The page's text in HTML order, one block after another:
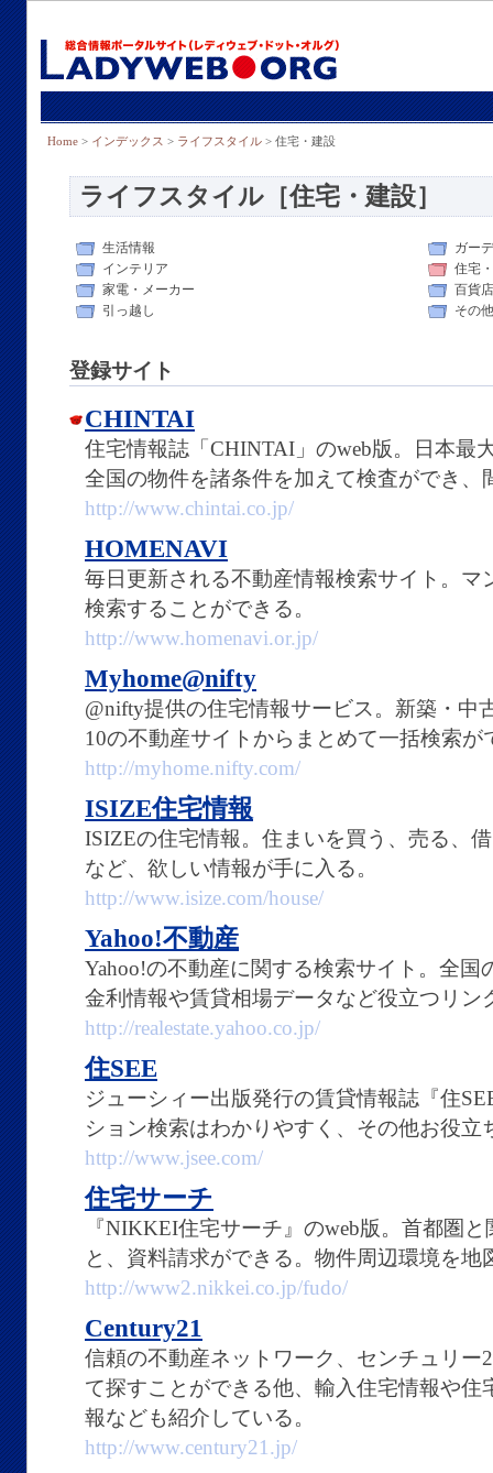
Home > インデックス > ライフスタイル > 住宅・建設
ライフスタイル［住宅・建設］
生活情報
ガー
インテリア
住宅
家電・メーカー
百貨
引っ越し
その他
登録サイト
CHINTAI
住宅情報誌「CHINTAI」のweb版。日本最
全国の物件を諸条件を加えて検査ができ、
http://www.chintai.co.jp/
HOMENAVI
毎日更新される不動産情報検索サイト。マ
検索することができる。
http://www.homenavi.or.jp/
Myhome@nifty
@nifty提供の住宅情報サービス。新築・中
10の不動産サイトからまとめて一括検索が
http://myhome.nifty.com/
ISIZE住宅情報
ISIZEの住宅情報。住まいを買う、売る、
など、欲しい情報が手に入る。
http://www.isize.com/house/
Yahoo!不動産
Yahoo!の不動産に関する検索サイト。全
金利情報や賃貸相場データなど役立つリン
http://realestate.yahoo.co.jp/
住SEE
ジューシィー出版発行の賃貸情報誌『住
ション検索はわかりやすく、その他お役立
http://www.jsee.com/
住宅サーチ
『NIKKEI住宅サーチ』のweb版。首都圏
と、資料請求ができる。物件周辺環境を地
http://www2.nikkei.co.jp/fudo/
Century21
信頼の不動産ネットワーク、センチュリー
て探すことができる他、輸入住宅情報や
報なども紹介している。
http://www.century21.jp/